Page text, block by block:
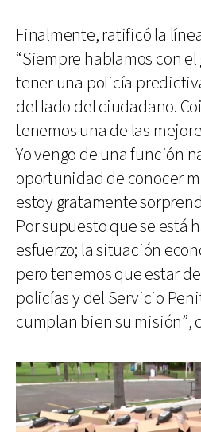
Finalmente, ratificó la
“Siempre hablamos con
tener una policía
del lado del ciudadano.
tenemos una de las
Yo vengo de una función
oportunidad de conocer
estoy gratamente
Por supuesto que se está
esfuerzo; la situación
pero tenemos que estar
policías y del Servicio
cumplan bien su misión”,